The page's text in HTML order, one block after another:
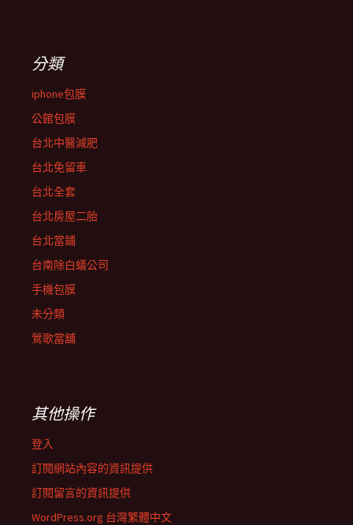
分類
iphone包膜
公館包膜
台北中醫減肥
台北免留車
台北全套
台北房屋二胎
台北當鋪
台南除白蟻公司
手機包膜
未分類
鶯歌當舖
其他操作
登入
訂閱網站內容的資訊提供
訂閱留言的資訊提供
WordPress.org 台灣繁體中文